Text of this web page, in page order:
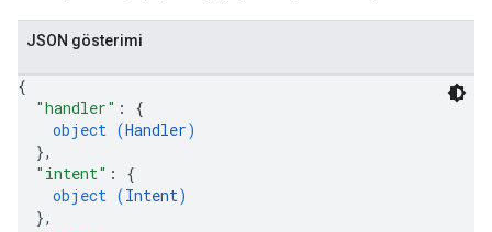
JSON gösterimi
{
"handler" : {
object (Handler)
},
"intent" : {
object (Intent)
},